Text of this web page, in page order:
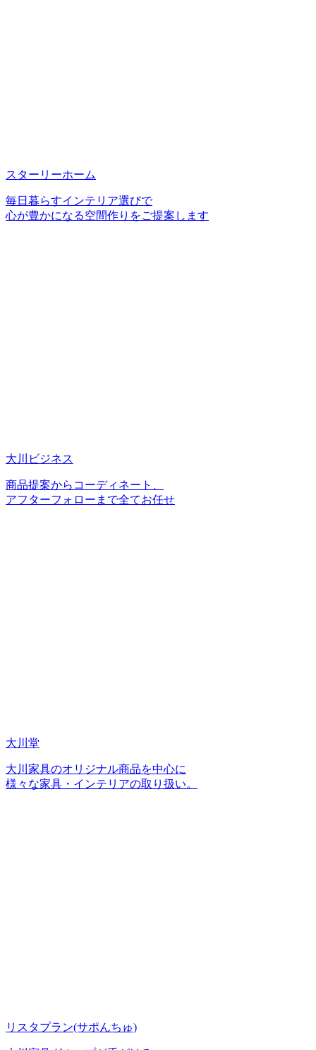
スターリーホーム
毎日暮らすインテリア選びで
心が豊かになる空間作りをご提案します
大川ビジネス
商品提案からコーディネート、
アフターフォローまで全てお任せ
大川堂
大川家具のオリジナル商品を中心に
様々な家具・インテリアの取り扱い。
リスタプラン(サポんちゅ)